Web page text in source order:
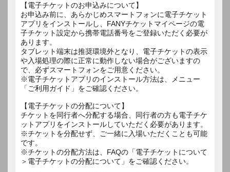
【電子チケットのお申込みについて】
お申込み前に、あらかじめスマートフォンに電子チケット
アプリをインストールし、FANYチケットマイページの電
子チケット設定から携帯電話番号をご登録いただく必要が
あります。
タブレット端末は推奨環境外となり、電子チケットの表示
や入場処理の際に正常に動作しない場合がございますの
で、必ずスマートフォンをご用意ください。
※電子チケットアプリのインストール方法は、メニュー
「ご利用ガイド」をご確認ください。
【電子チケットの分配について】
チケットを同行者へ分配する場合、同行者の方も電子チケ
ットアプリをインストールしていただく必要があります。
※チケットを分配せず、ご一緒に入場いただくことも可能
です。
※チケットの分配方法は、FAQの「電子チケットについて
＞電子チケットの分配について」をご確認ください。